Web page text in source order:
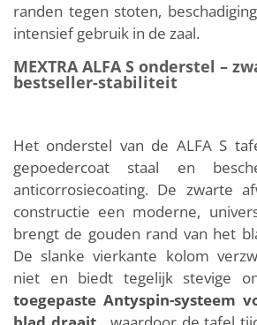
randen tegen stoten,
intensief gebruik in de zaal.
MEXTRA ALFA S onderstel –
bestseller-stabiliteit
Het onderstel van de ALFA S
gepoedercoat staal en
anticorrosiecoating. De zwarte
constructie een moderne,
brengt de gouden rand van het
De slanke vierkante kolom
niet en biedt tegelijk stevige
toegepaste Antyspin-systeem